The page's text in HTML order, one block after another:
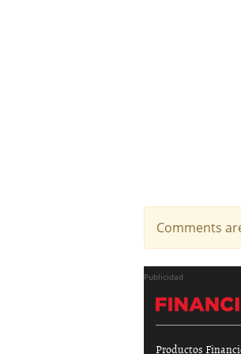
Comments
Publicidad
Productos